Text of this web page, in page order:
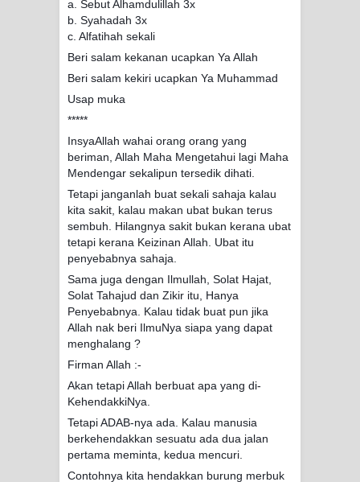
a. Sebut Alhamdulillah 3x
b. Syahadah 3x
c. Alfatihah sekali
Beri salam kekanan ucapkan Ya Allah
Beri salam kekiri ucapkan Ya Muhammad
Usap muka
*****
InsyaAllah wahai orang orang yang
beriman, Allah Maha Mengetahui lagi Maha
Mendengar sekalipun tersedik dihati.
Tetapi janganlah buat sekali sahaja kalau
kita sakit, kalau makan ubat bukan terus
sembuh. Hilangnya sakit bukan kerana ubat
tetapi kerana Keizinan Allah. Ubat itu
penyebabnya sahaja.
Sama juga dengan Ilmullah, Solat Hajat,
Solat Tahajud dan Zikir itu, Hanya
Penyebabnya. Kalau tidak buat pun jika
Allah nak beri IlmuNya siapa yang dapat
menghalang ?
Firman Allah :-
Akan tetapi Allah berbuat apa yang di-
KehendakkiNya.
Tetapi ADAB-nya ada. Kalau manusia
berkehendakkan sesuatu ada dua jalan
pertama meminta, kedua mencuri.
Contohnya kita hendakkan burung merbuk